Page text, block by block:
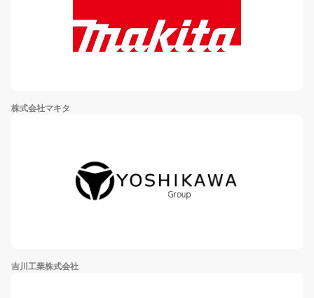
株式会社マキタ
吉川工業株式会社